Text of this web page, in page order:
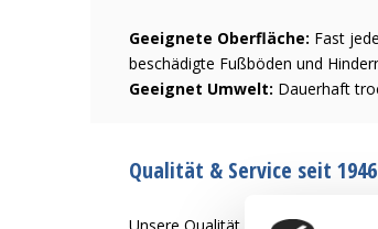
Geeignete Oberfläche: Fast
beschädigte Fußböden und
Geeignet Umwelt: Dauerhaft
Qualität & Service seit 1946